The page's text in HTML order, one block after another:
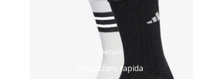
Detalii
Vizualizare rapida